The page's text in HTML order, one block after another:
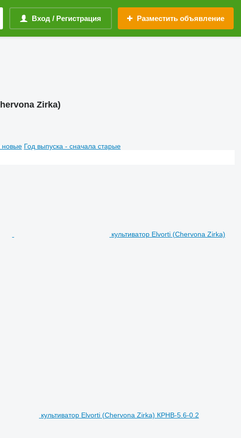
Вход / Регистрация Разместить объявление
Zirka)
новые Год выпуска - сначала старые
культиватор Elvorti (Chervona Zirka)
культиватор Elvorti (Chervona Zirka) КРНВ-5.6-0.2